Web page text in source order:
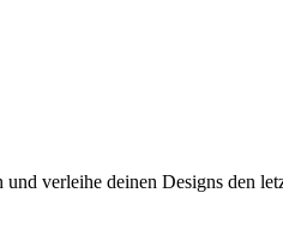
verleihe deinen Designs den